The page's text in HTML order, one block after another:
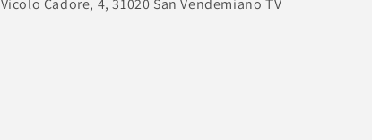
Vicolo Cadore, 4, 31020 San Vendemiano TV